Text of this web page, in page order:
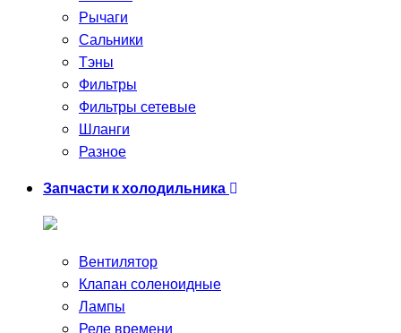
Рычаги
Сальники
Тэны
Фильтры
Фильтры сетевые
Шланги
Разное
Запчасти к холодильника
Вентилятор
Клапан соленоидные
Лампы